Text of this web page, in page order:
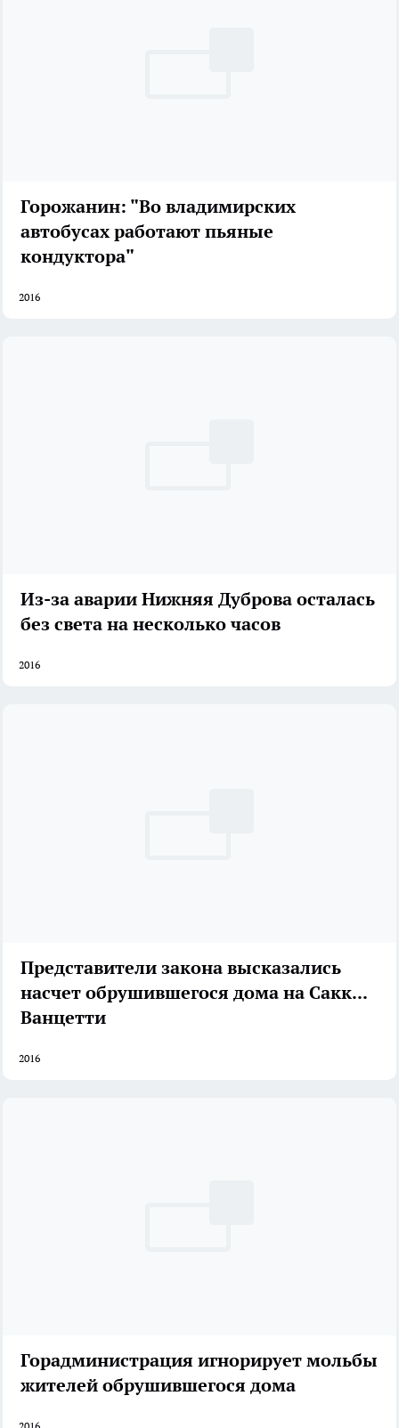
Горожанин: "Во владимирских
автобусах работают пьяные
кондуктора"
2016
Из-за аварии Нижняя Дуброва осталась
без света на несколько часов
2016
Представители закона высказались
насчет обрушившегося дома на Сакко и
Ванцетти
2016
Горадминистрация игнорирует мольбы
жителей обрушившегося дома